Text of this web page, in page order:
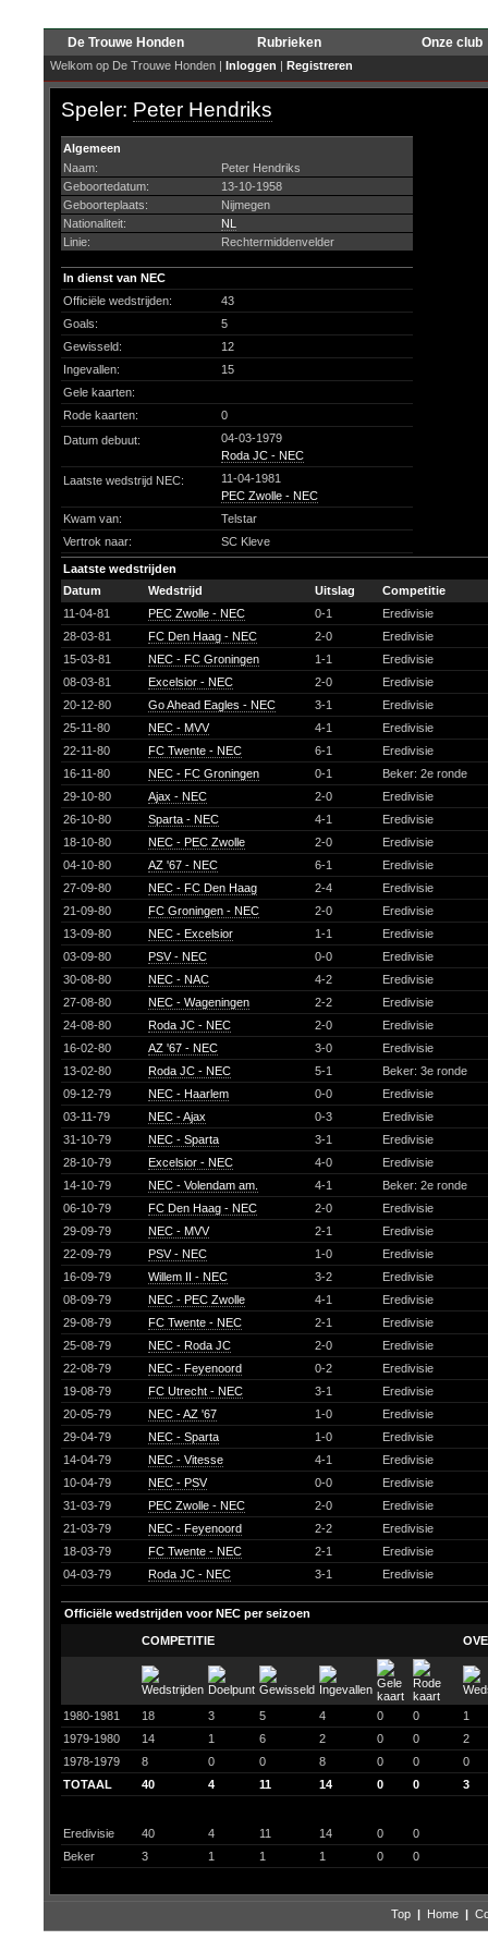
De Trouwe Honden Rubrieken Onze club
Welkom op De Trouwe Honden | Inloggen | Registreren
Speler: Peter Hendriks
Algemeen
Naam:
Peter Hendriks
Geboortedatum:
13-10-1958
Geboorteplaats:
Nijmegen
Nationaliteit:
NL
Linie:
Rechtermiddenvelder
In dienst van NEC
Officiële wedstrijden:
43
Goals:
5
Gewisseld:
12
Ingevallen:
15
Gele kaarten:
Rode kaarten:
0
Datum debuut:
04-03-1979
Roda JC - NEC
Laatste wedstrijd NEC:
11-04-1981
PEC Zwolle - NEC
Kwam van:
Telstar
Vertrok naar:
SC Kleve
Laatste wedstrijden
Datum
Wedstrijd Uitslag
Competitie
11-04-81
PEC Zwolle - NEC 0-1
Eredivisie
28-03-81
FC Den Haag - NEC 2-0
Eredivisie
15-03-81
NEC - FC Groningen 1-1
Eredivisie
08-03-81
Excelsior - NEC 2-0
Eredivisie
20-12-80
Go Ahead Eagles - NEC 3-1
Eredivisie
25-11-80
NEC - MVV 4-1
Eredivisie
22-11-80
FC Twente - NEC 6-1
Eredivisie
16-11-80
NEC - FC Groningen 0-1
Beker: 2e ronde
29-10-80
Ajax - NEC 2-0
Eredivisie
26-10-80
Sparta - NEC 4-1
Eredivisie
18-10-80
NEC - PEC Zwolle 2-0
Eredivisie
04-10-80
AZ '67 - NEC 6-1
Eredivisie
27-09-80
NEC - FC Den Haag 2-4
Eredivisie
21-09-80
FC Groningen - NEC 2-0
Eredivisie
13-09-80
NEC - Excelsior 1-1
Eredivisie
03-09-80
PSV - NEC 0-0
Eredivisie
30-08-80
NEC - NAC 4-2
Eredivisie
27-08-80
NEC - Wageningen 2-2
Eredivisie
24-08-80
Roda JC - NEC 2-0
Eredivisie
16-02-80
AZ '67 - NEC 3-0
Eredivisie
13-02-80
Roda JC - NEC 5-1
Beker: 3e ronde
09-12-79
NEC - Haarlem 0-0
Eredivisie
03-11-79
NEC - Ajax 0-3
Eredivisie
31-10-79
NEC - Sparta 3-1
Eredivisie
28-10-79
Excelsior - NEC 4-0
Eredivisie
14-10-79
NEC - Volendam am. 4-1
Beker: 2e ronde
06-10-79
FC Den Haag - NEC 2-0
Eredivisie
29-09-79
NEC - MVV 2-1
Eredivisie
22-09-79
PSV - NEC 1-0
Eredivisie
16-09-79
Willem II - NEC 3-2
Eredivisie
08-09-79
NEC - PEC Zwolle 4-1
Eredivisie
29-08-79
FC Twente - NEC 2-1
Eredivisie
25-08-79
NEC - Roda JC 2-0
Eredivisie
22-08-79
NEC - Feyenoord 0-2
Eredivisie
19-08-79
FC Utrecht - NEC 3-1
Eredivisie
20-05-79
NEC - AZ '67 1-0
Eredivisie
29-04-79
NEC - Sparta 1-0
Eredivisie
14-04-79
NEC - Vitesse 4-1
Eredivisie
10-04-79
NEC - PSV 0-0
Eredivisie
31-03-79
PEC Zwolle - NEC 2-0
Eredivisie
21-03-79
NEC - Feyenoord 2-2
Eredivisie
18-03-79
FC Twente - NEC 2-1
Eredivisie
04-03-79
Roda JC - NEC 3-1 Eredivisie
Officiële wedstrijden voor NEC per seizoen
COMPETITIE
1980-1981 18 3 5 4 0 0
1
1979-1980
14 1 6 2 0 0
2
1978-1979
8 0 0 8 0 0
0
TOTAAL
40 4 11 14 0 0 3
Eredivisie 40 4 11 14 0
0
Beker
3 1 1 1 0 0
Top | Home |